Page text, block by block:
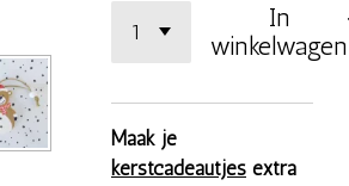
In
winkelwagen
Maak je
kerstcadeautjes extra